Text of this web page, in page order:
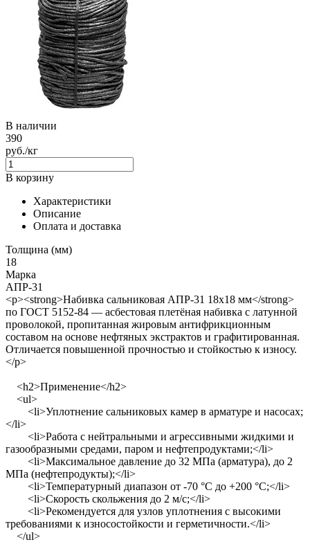
В наличии
390
руб./кг
В корзину
Характеристики
Описание
Оплата и доставка
Толщина (мм)
18
Марка
АПР-31
<p><strong>Набивка сальниковая АПР-31 18х18 мм</strong>
по ГОСТ 5152-84 — асбестовая плетёная набивка с латунной
проволокой, пропитанная жировым антифрикционным
составом на основе нефтяных экстрактов и графитированная.
Отличается повышенной прочностью и стойкостью к износу.
</p>
<h2>Применение</h2>
<ul>
<li>Уплотнение сальниковых камер в арматуре и насосах;
</li>
<li>Работа с нейтральными и агрессивными жидкими и
газообразными средами, паром и нефтепродуктами;</li>
<li>Максимальное давление до 32 МПа (арматура), до 2
МПа (нефтепродукты);</li>
<li>Температурный диапазон от -70 °C до +200 °C;</li>
<li>Скорость скольжения до 2 м/с;</li>
<li>Рекомендуется для узлов уплотнения с высокими
требованиями к износостойкости и герметичности.</li>
</ul>